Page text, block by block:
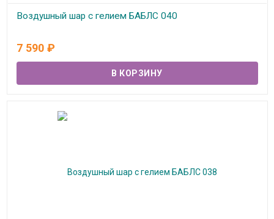
Воздушный шар с гелием БАБЛС 040
7 590 ₽